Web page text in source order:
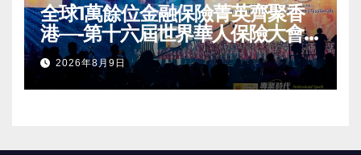
全球1萬餘位金融保險菁英齊聚香
港—-第十六屆世界華人保險大會
暨2026國際龍獎IDA年會盛大舉
辦2026年8月9日